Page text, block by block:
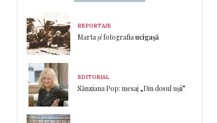
REPORTAJE
Martașifotografia ucigașă
EDITORIAL
Sânziana Pop: mesaj „Din dosul ușii”